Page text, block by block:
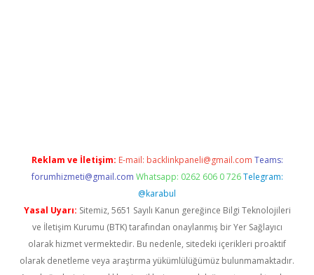
Reklam ve İletişim: E-mail: backlinkpaneli@gmail.com Teams:
forumhizmeti@gmail.com Whatsapp: 0262 606 0 726 Telegram:
@karabul
Yasal Uyarı: Sitemiz, 5651 Sayılı Kanun gereğince Bilgi Teknolojileri
ve İletişim Kurumu (BTK) tarafından onaylanmış bir Yer Sağlayıcı
olarak hizmet vermektedir. Bu nedenle, sitedeki içerikleri proaktif
olarak denetleme veya araştırma yükümlülüğümüz bulunmamaktadır.